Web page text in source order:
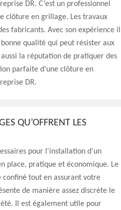
DR. C’est un professionnel
clôture en grillage. Les travaux
fabricants. Avec son expérience il
qualité qui peut résister aux
la réputation de pratiquer des
parfaite d’une clôture en
DR.
QU’OFFRENT LES
pour l'installation d’un
place, pratique et économique. Le
confiné tout en assurant votre
de manière assez discrète le
Il est également utile pour